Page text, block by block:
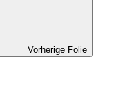
Vorherige Folie